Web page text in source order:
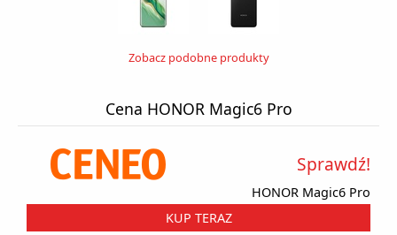
Zobacz podobne produkty
Cena HONOR Magic6 Pro
HONOR Magic6 Pro
Sprawdź!
KUP TERAZ